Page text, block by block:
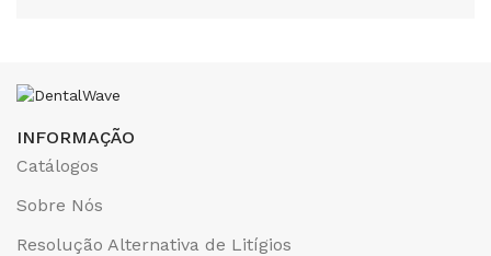
INFORMAÇÃO
Catálogos
Sobre Nós
Resolução Alternativa de Litígios